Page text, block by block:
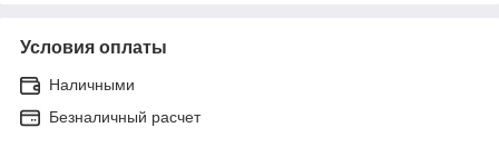
Условия оплаты
Наличными
Безналичный расчет